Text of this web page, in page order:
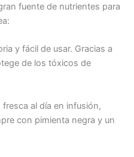
fuente de nutrientes para
y fácil de usar. Gracias a
de los tóxicos de
fresca al día en infusión,
con pimienta negra y un